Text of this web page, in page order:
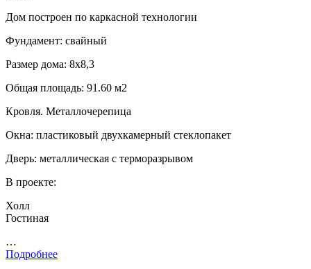
Дом построен по каркасной технологии
Фундамент: свайный
Размер дома: 8х8,3
Общая площадь: 91.60 м2
Кровля. Металлочерепица
Окна: пластиковый двухкамерный стеклопакет
Дверь: металлическая с терморазрывом
В проекте:
Холл
Гостиная
…
Подробнее